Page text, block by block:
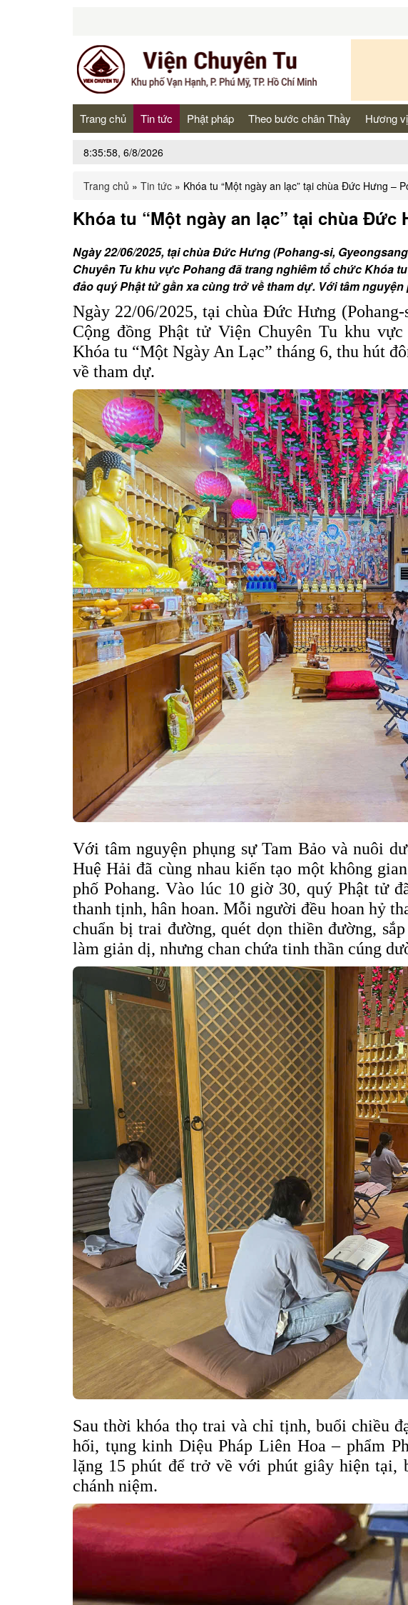
Trang chủ Tin tức Phật pháp Theo bước chân Thầy Hương
8:35:58, 6/8/2026
Trang chủ » Tin tức » Khóa tu “Một ngày an lạc” tại chùa Đức Hưng –
Khóa tu “Một ngày an lạc” tại chùa Đức
Ngày 22/06/2025, tại chùa Đức Hưng (Pohang-si,
Chuyên Tu khu vực Pohang đã trang nghiêm tổ chức Khóa
đảo quý Phật tử gần xa cùng trở về tham dự. Với tâm
Ngày 22/06/2025, tại chùa Đức Hưng
Cộng đồng Phật tử Viện Chuyên Tu khu
Khóa tu “Một Ngày An Lạc” tháng 6, thu hút
về tham dự.
Với tâm nguyện phụng sự Tam Bảo và nuôi
Huệ Hải đã cùng nhau kiến tạo một không
phố Pohang. Vào lúc 10 giờ 30, quý Phật tử
thanh tịnh, hân hoan. Mỗi người đều hoan hỷ
chuẩn bị trai đường, quét dọn thiền đường,
làm giản dị, nhưng chan chứa tinh thần cúng
Sau thời khóa thọ trai và chỉ tịnh, buổi chiều
hối, tụng kinh Diệu Pháp Liên Hoa – phẩm
lặng 15 phút để trở về với phút giây hiện tại,
chánh niệm.